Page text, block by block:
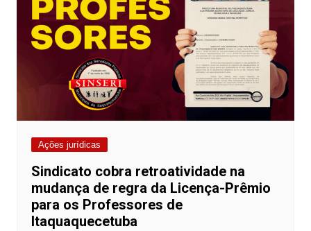
Ações jurídicas
Sindicato cobra retroatividade na
mudança de regra da Licença-Prêmio
para os Professores de
Itaquaquecetuba